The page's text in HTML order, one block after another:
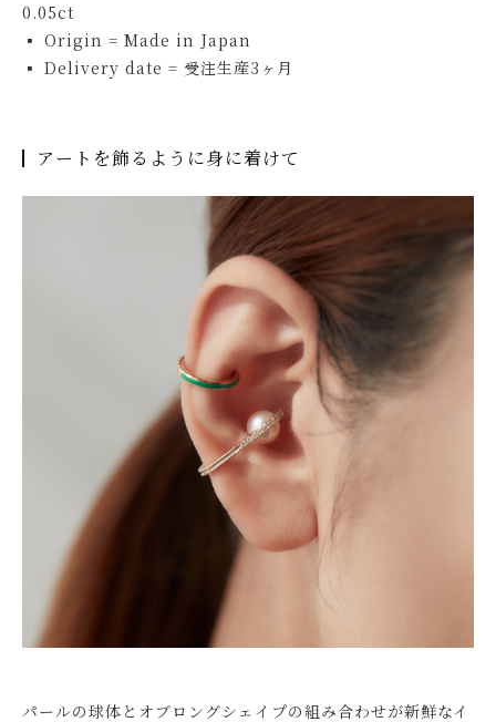
0.05ct
▪ Origin = Made in Japan
▪ Delivery date = 受注生産3ヶ月
アートを飾るように身に着けて
パールの球体とオブロングシェイプの組み合わせが新鮮なイ